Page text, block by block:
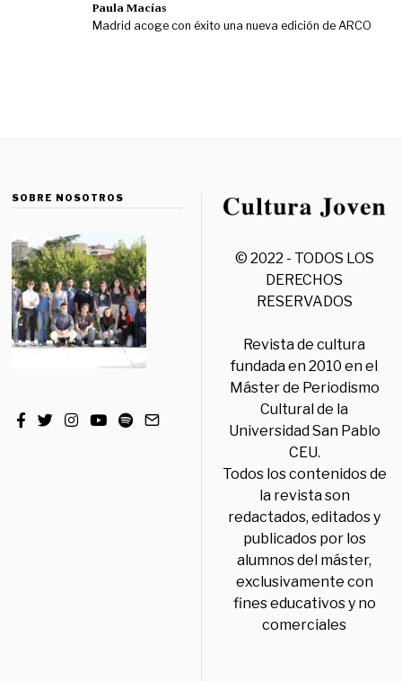
Paula Macías
Madrid acoge con éxito una nueva edición de ARCO
SOBRE NOSOTROS
© 2022 - TODOS LOS
DERECHOS
RESERVADOS
Revista de cultura
fundada en 2010 en el
Máster de Periodismo
Cultural de la
Universidad San Pablo
CEU.
Todos los contenidos de
la revista son
redactados, editados y
publicados por los
alumnos del máster,
exclusivamente con
fines educativos y no
comerciales